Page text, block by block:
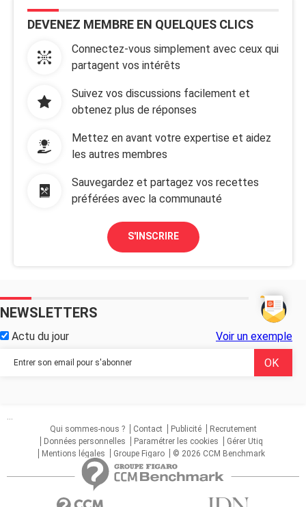
DEVENEZ MEMBRE EN QUELQUES CLICS
Connectez-vous simplement avec ceux qui
partagent vos intérêts
Suivez vos discussions facilement et
obtenez plus de réponses
Mettez en avant votre expertise et aidez
les autres membres
Sauvegardez et partagez vos recettes
préférées avec la communauté
S'INSCRIRE
NEWSLETTERS
Actu du jour Voir un exemple
...
Qui sommes-nous ?
Contact Publicité
Recrutement
Données personnelles
Paramétrer les cookies
Gérer Utiq
Mentions légales
Groupe Figaro © 2026 CCM Benchmark